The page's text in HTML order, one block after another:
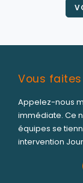
Vous
Appelez-nous
immédiate. Ce
équipes se
intervention